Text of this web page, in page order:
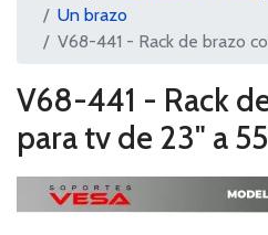
Un brazo
V68-441 - Rack de brazo
V68-441 - Rack
para tv de 23" a